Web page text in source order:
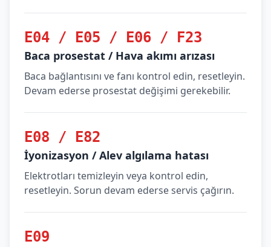
E04 / E05 / E06 / F23
Baca prosestat / Hava akımı arızası
Baca bağlantısını ve fanı kontrol edin, resetleyin.
Devam ederse prosestat değişimi gerekebilir.
E08 / E82
İyonizasyon / Alev algılama hatası
Elektrotları temizleyin veya kontrol edin,
resetleyin. Sorun devam ederse servis çağırın.
E09